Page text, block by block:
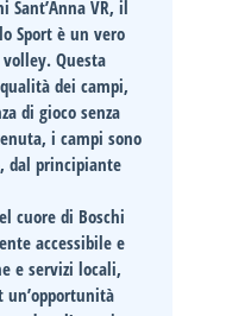
Sant’Anna VR, il
Sport è un vero
Questa
qualità dei campi,
di gioco senza
i campi sono
dal principiante
cuore di Boschi
accessibile e
eservizi locali,